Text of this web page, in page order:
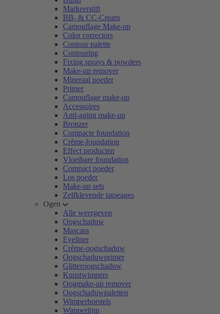
Markeerstift
BB- & CC-Cream
Camouflage Make-up
Color correctors
Contour palette
Contouring
Fixing sprays & powders
Make-up remover
Mineraal poeder
Primer
Camouflage make-up
Accessoires
Anti-aging make-up
Bronzer
Compacte foundation
Crème-foundation
Effect producten
Vloeibare foundation
Compact poeder
Los poeder
Make-up sets
Zelfklevende tatoeages
Ogen
Alle weergeven
Oogschaduw
Mascara
Eyeliner
Crème-oogschaduw
Oogschaduwprimer
Glitteroogschaduw
Kunstwimpers
Oogmake-up remover
Oogschaduwpaletten
Wimperborstels
Wimperlijm